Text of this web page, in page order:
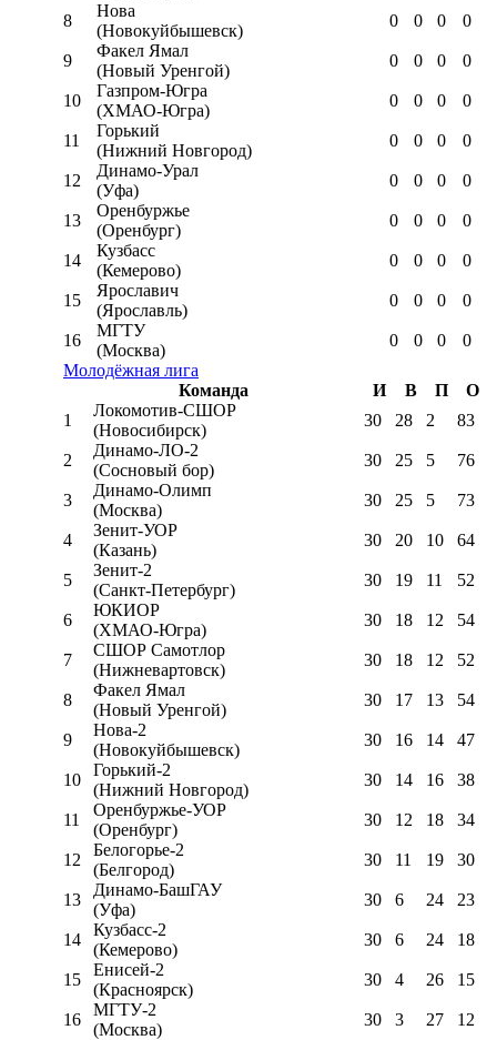
8
Нова
(Новокуйбышевск)
0 0 0 0
9
Факел Ямал
(Новый Уренгой)
0 0 0 0
10
Газпром-Югра
(ХМАО-Югра)
0 0 0 0
11
Горький
(Нижний Новгород)
0 0 0 0
12
Динамо-Урал
(Уфа)
0 0 0 0
13
Оренбуржье
(Оренбург)
0 0 0 0
14
Кузбасс
(Кемерово)
0 0 0 0
15
Ярославич
(Ярославль)
0 0 0 0
16
МГТУ
(Москва)
0 0 0
0
Молодёжная лига
Команда
И В П
О
1
Локомотив-CШОР
(Новосибирск)
30 28 2 83
2
Динамо-ЛО-2
(Сосновый бор)
30 25 5 76
3
Динамо-Олимп
(Москва)
30 25 5 73
4
Зенит-УОР
(Казань)
30 20 10 64
5
Зенит-2
(Санкт-Петербург)
30 19 11 52
6
ЮКИОР
(ХМАО-Югра)
30 18 12 54
7
СШОР Самотлор
(Нижневартовск)
30 18 12 52
8
Факел Ямал
(Новый Уренгой)
30 17 13 54
9
Нова-2
(Новокуйбышевск)
30 16 14 47
10
Горький-2
(Нижний Новгород)
30 14 16 38
11
Оренбуржье-УОР
(Оренбург)
30 12 18 34
12
Белогорье-2
(Белгород)
30 11 19 30
13
Динамо-БашГАУ
(Уфа)
30 6 24 23
14
Кузбасс-2
(Кемерово)
30 6 24 18
15
Енисей-2
(Красноярск)
30 4 26 15
16
МГТУ-2
(Москва)
30 3 27 12